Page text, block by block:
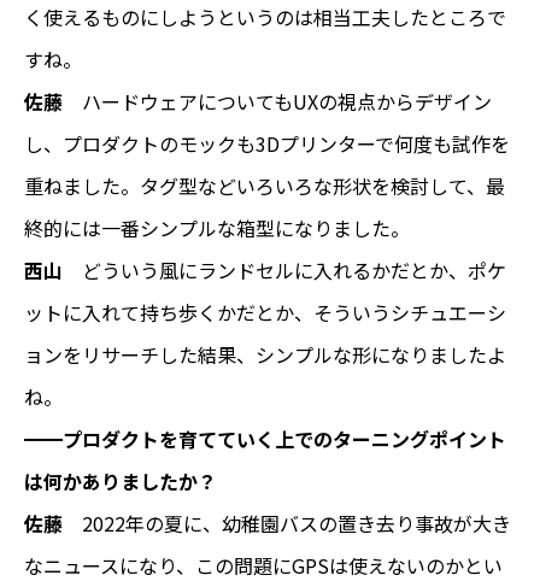
く使えるものにしようというのは相当工夫したところで
すね。
佐藤 ハードウェアについてもUXの視点からデザイン
し、プロダクトのモックも3Dプリンターで何度も試作を
重ねました。タグ型などいろいろな形状を検討して、最
終的には一番シンプルな箱型になりました。
西山 どういう風にランドセルに入れるかだとか、ポケ
ットに入れて持ち歩くかだとか、そういうシチュエーシ
ョンをリサーチした結果、シンプルな形になりましたよ
ね。
━━プロダクトを育てていく上でのターニングポイント
は何かありましたか？
佐藤 2022年の夏に、幼稚園バスの置き去り事故が大き
なニュースになり、この問題にGPSは使えないのかとい